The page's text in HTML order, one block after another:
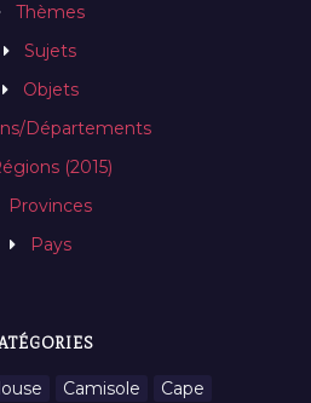
Thèmes
Sujets
Objets
Départements
(2015)
Provinces
Pays
Camisole
Cape